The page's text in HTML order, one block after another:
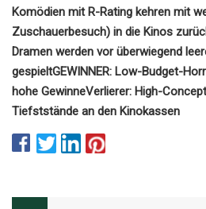
Komödien mit R-Rating kehren mit
Zuschauerbesuch) in die Kinos
Dramen werden vor überwiegend
gespieltGEWINNER: Low-Budget-
hohe GewinneVerlierer: High-
Tiefststände an den Kinokassen